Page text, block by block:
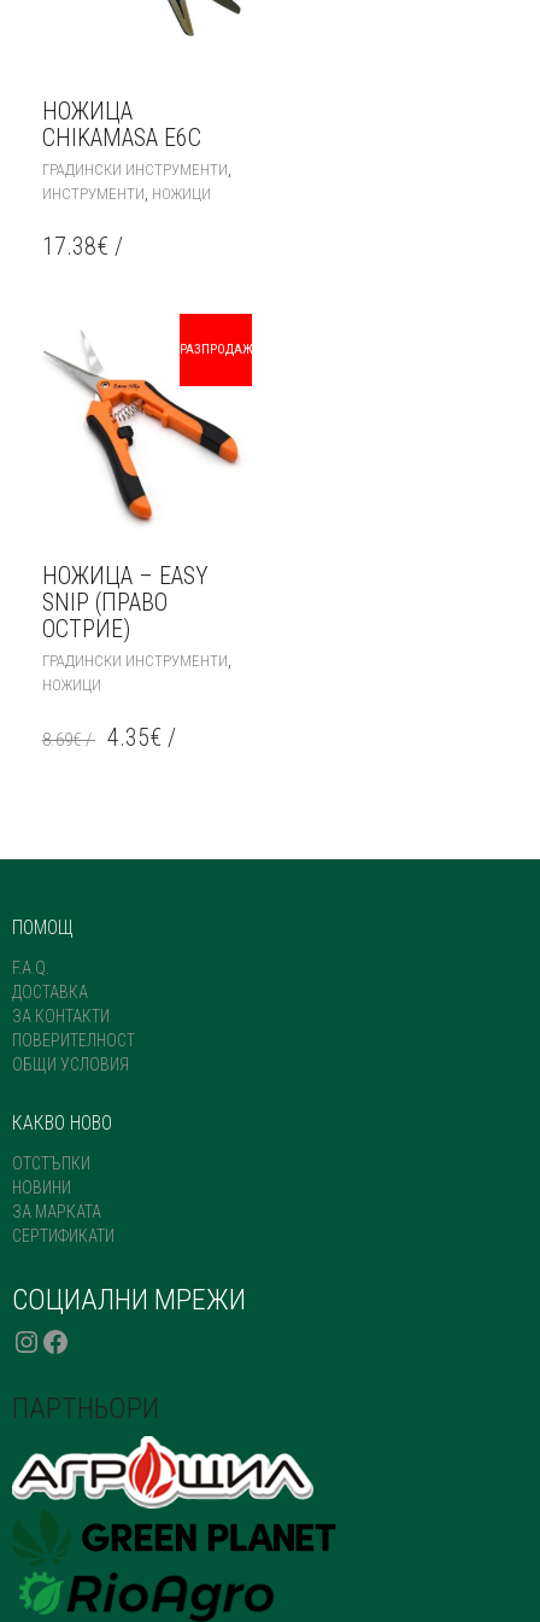
НОЖИЦА
CHIKAMASA E6C
ГРАДИНСКИ ИНСТРУМЕНТИ
ИНСТРУМЕНТИ НОЖИЦИ
17.38€ /
РАЗПРОДАЖБА!
НОЖИЦА – EASY
SNIP (ПРАВО
ОСТРИЕ)
ГРАДИНСКИ ИНСТРУМЕНТИ
НОЖИЦИ
8.69€/ 4.35€ /
ПОМОЩ
F.A.Q.
ДОСТАВКА
ЗА КОНТАКТИ
ПОВЕРИТЕЛНОСТ
ОБЩИ УСЛОВИЯ
КАКВО НОВО
ОТСТЪПКИ
НОВИНИ
ЗА МАРКАТА
СЕРТИФИКАТИ
СОЦИАЛНИ МРЕЖИ
INSTAGRAM
FACEBOOK
ПАРТНЬОРИ